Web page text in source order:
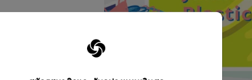
เราเห็นว่าในท้อง
ปัญหาขยะพลาสติก
เส้นใยนาโน เพื่อ